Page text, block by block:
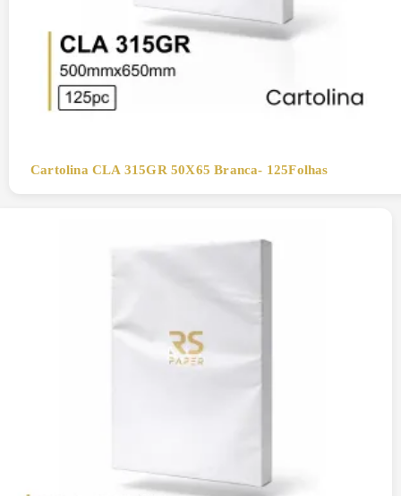
Cartolina CLA 315GR 50X65 Branca- 125Folhas